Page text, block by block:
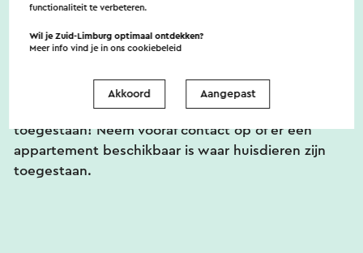
Huisdieren
Viervoeters zijn bij Hoeve de Binnenplaets
toegestaan! Neem vooraf contact op of er een
appartement beschikbaar is waar huisdieren zijn
toegestaan.
functionaliteit te verbeteren.
Wil je Zuid-Limburg optimaal ontdekken?
Meer info vind je in onscookiebeleid
Akkoord Aangepast